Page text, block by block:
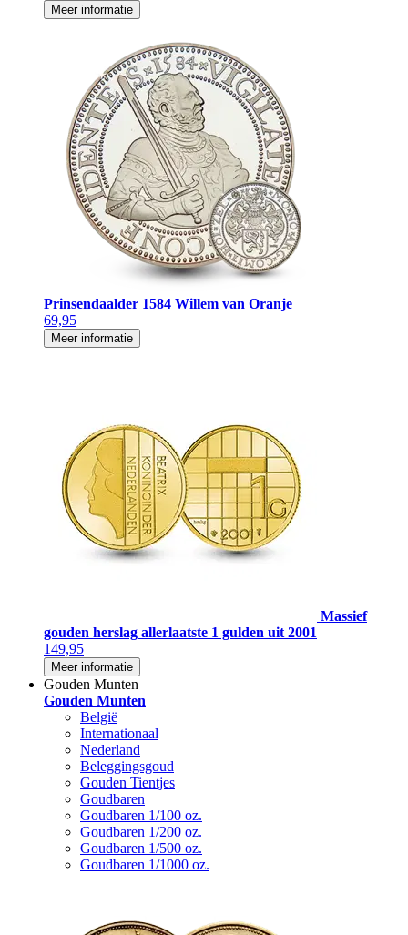
Meer informatie
Prinsendaalder 1584 Willem van Oranje
69,95
Meer informatie
Massief
gouden herslag allerlaatste 1 gulden uit 2001
149,95
Meer informatie
Gouden Munten
Gouden Munten
België
Internationaal
Nederland
Beleggingsgoud
Gouden Tientjes
Goudbaren
Goudbaren 1/100 oz.
Goudbaren 1/200 oz.
Goudbaren 1/500 oz.
Goudbaren 1/1000 oz.